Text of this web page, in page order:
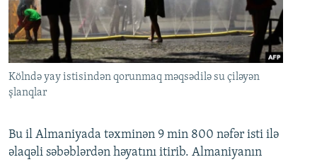
Kölndə yay istisindən qorunmaq məqsədilə su çiləyən
şlanqlar
Bu il Almaniyada təxminən 9 min 800 nəfər isti ilə
əlaqəli səbəblərdən həyatını itirib. Almaniyanın